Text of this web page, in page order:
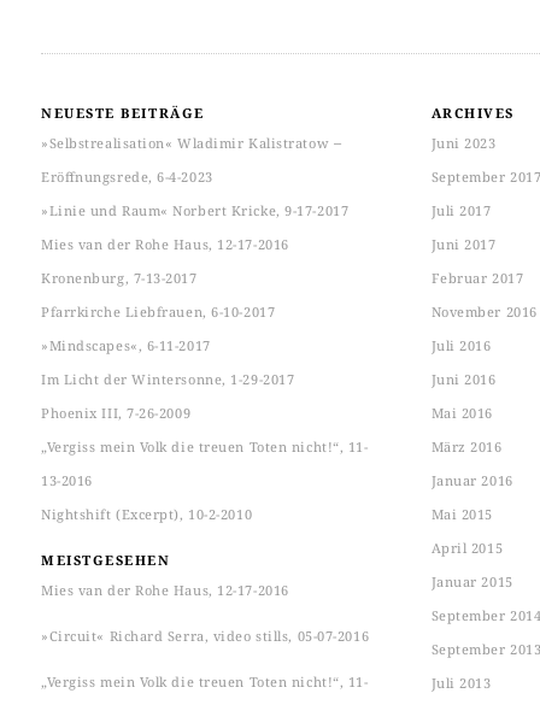
NEUESTE BEITRÄGE
»Selbstrealisation« Wladimir Kalistratow ‒
Eröffnungsrede, 6-4-2023
»Linie und Raum« Norbert Kricke, 9-17-2017
Mies van der Rohe Haus, 12-17-2016
Kronenburg, 7-13-2017
Pfarrkirche Liebfrauen, 6-10-2017
»Mindscapes«, 6-11-2017
Im Licht der Wintersonne, 1-29-2017
Phoenix III, 7-26-2009
„Vergiss mein Volk die treuen Toten nicht!“, 11-
13-2016
Nightshift (Excerpt), 10-2-2010
MEISTGESEHEN
Mies van der Rohe Haus, 12-17-2016
»Circuit« Richard Serra, video stills, 05-07-2016
„Vergiss mein Volk die treuen Toten nicht!“, 11-
ARCHIVES
Juni 2023
September
Juli 2017
Juni 2017
Februar 2017
November 2016
Juli 2016
Juni 2016
Mai 2016
März 2016
Januar 2016
Mai 2015
April 2015
Januar 2015
September
September
Juli 2013